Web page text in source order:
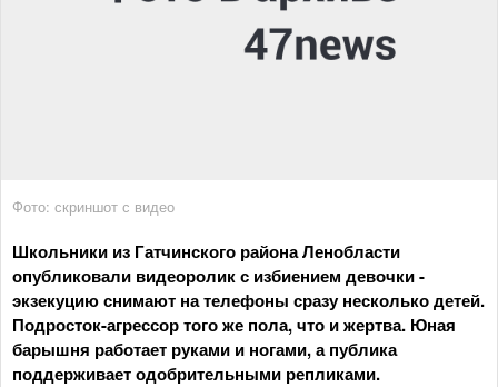
Фото: скриншот с видео
Школьники из Гатчинского района Ленобласти
опубликовали видеоролик с избиением девочки -
экзекуцию снимают на телефоны сразу несколько детей.
Подросток-агрессор того же пола, что и жертва. Юная
барышня работает руками и ногами, а публика
поддерживает одобрительными репликами.